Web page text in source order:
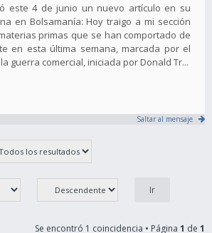
este 4 de junio un nuevo artículo en su
en Bolsamanía: Hoy traigo a mi sección
primas que se han comportado de
en esta última semana, marcada por el
guerra comercial, iniciada por Donald Tr...
Saltar al mensaje
Se encontró 1 coincidencia • Página 1 de 1